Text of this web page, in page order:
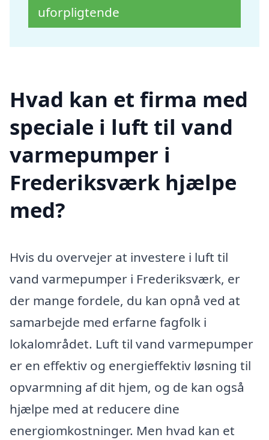
uforpligtende
Hvad kan et firma med
speciale i luft til vand
varmepumper i
Frederiksværk hjælpe
med?
Hvis du overvejer at investere i luft til
vand varmepumper i Frederiksværk, er
der mange fordele, du kan opnå ved at
samarbejde med erfarne fagfolk i
lokalområdet. Luft til vand varmepumper
er en effektiv og energieffektiv løsning til
opvarmning af dit hjem, og de kan også
hjælpe med at reducere dine
energiomkostninger. Men hvad kan et